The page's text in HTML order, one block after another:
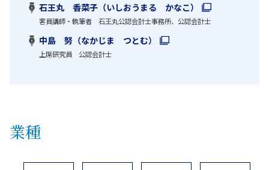
石王丸 香菜子（いしおうまる かなこ）
客員講師・執筆者 石王丸公認会計士事務所、公認会計士
中島 努（なかじま つとむ）
上席研究員 公認会計士
業種